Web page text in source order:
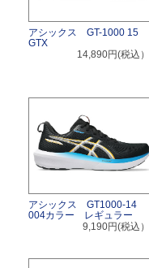
アシックス GT-1000 15
GTX
14,890円(税込）
アシックス GT1000-14
004カラー レギュラー
9,190円(税込）